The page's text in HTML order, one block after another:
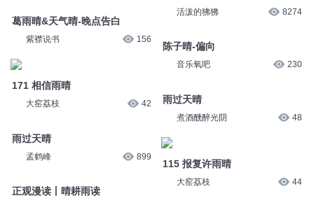
葛雨晴&天气晴-晚点告白
紫襟说书 156
171 相信雨晴
大窑荔枝 42
雨过天晴
孟鹤峰 899
正观漫读丨晴耕雨读
活泼的狒狒 8274
陈子晴-偏向
音乐氧吧 230
雨过天晴
煮酒醺醉光阴 48
115 报复许雨晴
大窑荔枝 44